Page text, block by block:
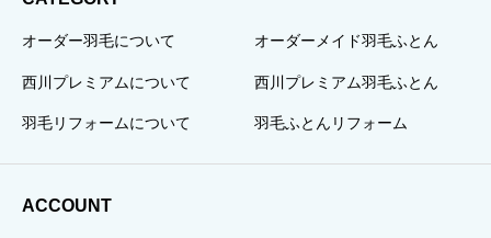
オーダー羽毛について オーダーメイド羽毛ふとん
西川プレミアムについて 西川プレミアム羽毛ふとん
羽毛リフォームについて 羽毛ふとんリフォーム
ACCOUNT